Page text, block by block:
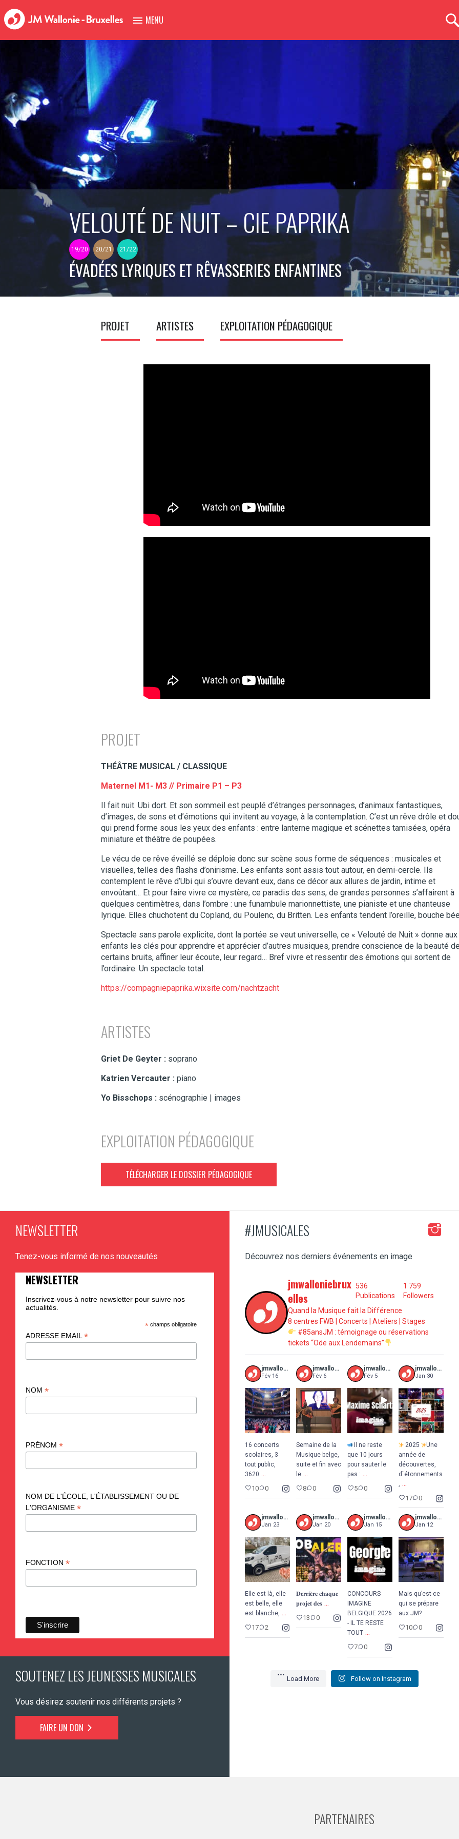
MENU
VELOUTÉ DE NUIT – CIE PAPRIKA
19/20 20/21 21/22
ÉVADÉES LYRIQUES ET RÊVASSERIES ENFANTINES
PROJET ARTISTES EXPLOITATION PÉDAGOGIQUE
PROJET
THÉÂTRE MUSICAL / CLASSIQUE
Maternel M1- M3 // Primaire P1 – P3
Il fait nuit. Ubi dort. Et son sommeil est peuplé d’étranges personnages, d’animaux fantastiques,
d’images, de sons et d’émotions qui invitent au voyage, à la contemplation. C’est un rêve drôle et
qui prend forme sous les yeux des enfants : entre lanterne magique et scénettes tamisées, opéra
miniature et théâtre de poupées.
Le vécu de ce rêve éveillé se déploie donc sur scène sous forme de séquences : musicales et
visuelles, telles des flashs d’onirisme. Les enfants sont assis tout autour, en demi-cercle. Ils
contemplent le rêve d’Ubi qui s’ouvre devant eux, dans ce décor aux allures de jardin, intime et
envoûtant… Et pour faire vivre ce mystère, ce paradis des sens, de grandes personnes s’affairent à
quelques centimètres, dans l’ombre : une funambule marionnettiste, une pianiste et une chanteuse
lyrique. Elles chuchotent du Copland, du Poulenc, du Britten. Les enfants tendent l’oreille, bouche
Spectacle sans parole explicite, dont la portée se veut universelle, ce « Velouté de Nuit » donne aux
enfants les clés pour apprendre et apprécier d’autres musiques, prendre conscience de la beauté
certains bruits, affiner leur écoute, leur regard… Bref vivre et ressentir des émotions qui sortent de
l’ordinaire. Un spectacle total.
https://compagniepaprika.wixsite.com/nachtzacht
ARTISTES
Griet De Geyter : soprano
Katrien Vercauter : piano
Yo Bisschops : scénographie | images
EXPLOITATION PÉDAGOGIQUE
TÉLÉCHARGER LE DOSSIER PÉDAGOGIQUE
NEWSLETTER
Tenez-vous informé de nos nouveautés
NEWSLETTER
Inscrivez-vous à notre newsletter pour suivre nos
actualités.
* champs obligatoire
ADRESSE EMAIL *
NOM *
PRÉNOM *
NOM DE L'ÉCOLE, L'ÉTABLISSEMENT OU DE
L'ORGANISME *
FONCTION *
SOUTENEZ LES JEUNESSES MUSICALES
Vous désirez soutenir nos différents projets ?
FAIRE UN DON
#JMUSICALES
Découvrez nos derniers événements en image
jmwalloniebrux
elles
536
Publications
1 759
Followers
Quand la Musique fait la Différence
8 centres FWB | Concerts | Ateliers | Stages
#85ansJM : témoignage ou réservations
tickets “Ode aux Lendemains”
jmwalloniebruxelles
Fév 16
16 concerts
scolaires, 3
tout public,
3620 ...
10 0
jmwalloniebruxelles
Fév 6
Semaine de la
Musique belge,
suite et fin avec
le ...
8 0
jmwalloniebruxelles
Fév 5
Il ne reste
que 10 jours
pour sauter le
pas : ...
5 0
jmwalloniebruxelles
Jan 30
2025
Une
année de
découvertes,
d`étonnements
, ...
17 0
jmwalloniebruxelles
Jan 23
Elle est là, elle
est belle, elle
est blanche, ...
17 2
jmwalloniebruxelles
Jan 20
𝐃𝐞𝐫𝐫𝐢𝐞̀𝐫𝐞 𝐜𝐡𝐚𝐪𝐮𝐞
𝐩𝐫𝐨𝐣𝐞𝐭 𝐝𝐞𝐬 ...
13 0
jmwalloniebruxelles
Jan 15
CONCOURS
IMAGINE
BELGIQUE 2026
- IL TE RESTE
TOUT ...
7 0
jmwalloniebruxelles
Jan 12
Mais qu’est-ce
qui se prépare
aux JM?
10 0
Load More Follow on Instagram
PARTENAIRES